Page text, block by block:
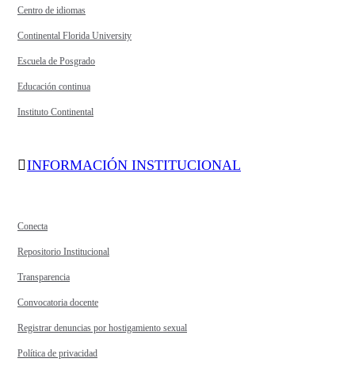
Centro de idiomas
Continental Florida University
Escuela de Posgrado
Educación continua
Instituto Continental
INFORMACIÓN INSTITUCIONAL
Conecta
Repositorio Institucional
Transparencia
Convocatoria docente
Registrar denuncias por hostigamiento sexual
Política de privacidad